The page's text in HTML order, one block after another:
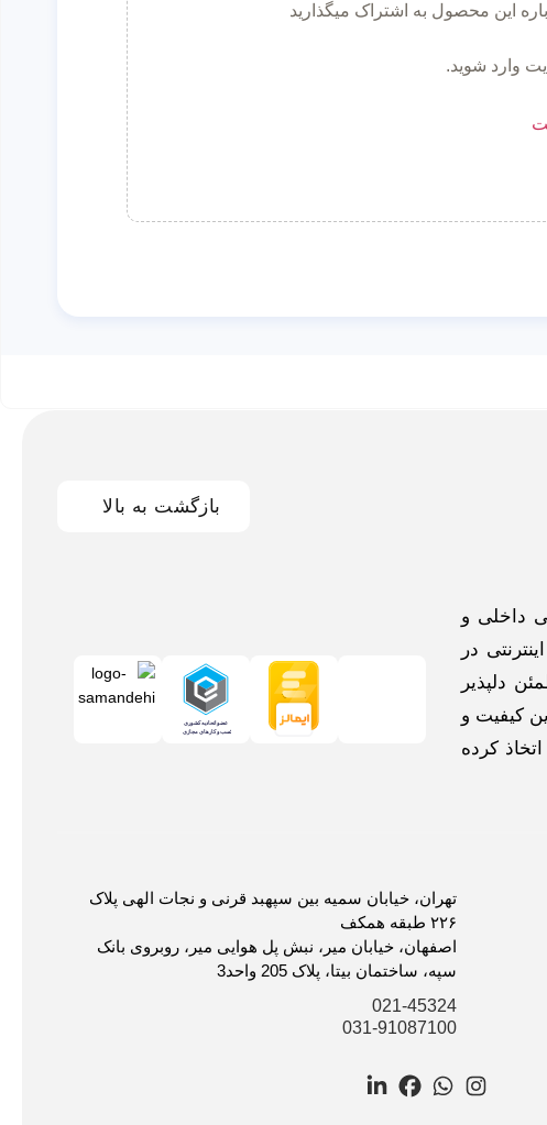
این محصول به اشتراک میگذارید
وارد شوید.
بازگشت به بالا
داخلی و
در
دلپذیر
کیفیت و
کرده
تهران، خیابان سمیه بین سپهبد قرنی و نجات الهی پلاک
۲۲۶ طبقه همکف
اصفهان، خیابان میر، نبش پل هوایی میر، روبروی بانک
سپه، ساختمان بیتا، پلاک 205 واحد3
021-45324
031-91087100
Instagram
WhatsApp
Facebook
LinkedIn